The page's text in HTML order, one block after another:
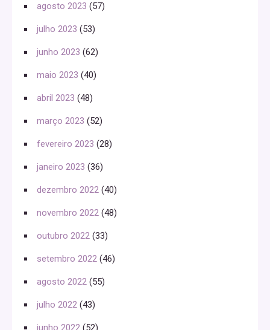
agosto 2023 (57)
julho 2023 (53)
junho 2023 (62)
maio 2023 (40)
abril 2023 (48)
março 2023 (52)
fevereiro 2023 (28)
janeiro 2023 (36)
dezembro 2022 (40)
novembro 2022 (48)
outubro 2022 (33)
setembro 2022 (46)
agosto 2022 (55)
julho 2022 (43)
junho 2022 (52)